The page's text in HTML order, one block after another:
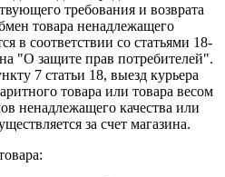
требования и возврата
товара ненадлежащего
в соответствии со статьями 18-
"О защите прав потребителей".
7 статьи 18, выезд курьера
товара или товара весом
ненадлежащего качества или
за счет магазина.